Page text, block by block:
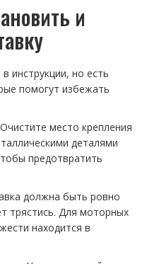
и
инструкции, но есть
помогут избежать
Очистите место крепления
деталями
предотвратить
должна быть ровно
трястись. Для моторных
находится в